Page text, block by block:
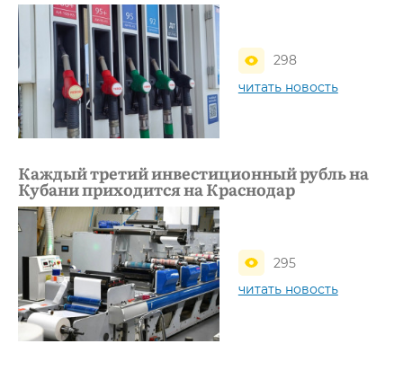
298
читать новость
Каждый третий инвестиционный рубль на
Кубани приходится на Краснодар
295
читать новость